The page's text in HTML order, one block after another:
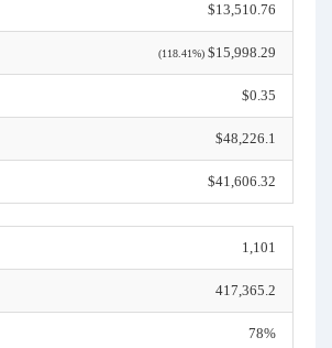
$13,510.76
(118.41%) $15,998.29
$0.35
$48,226.1
$41,606.32
1,101
417,365.2
78%